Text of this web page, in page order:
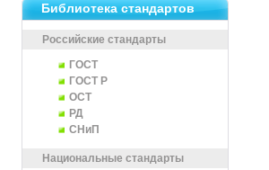
Библиотека стандартов
Российские стандарты
ГОСТ
ГОСТ Р
ОСТ
РД
СНиП
Национальные стандарты